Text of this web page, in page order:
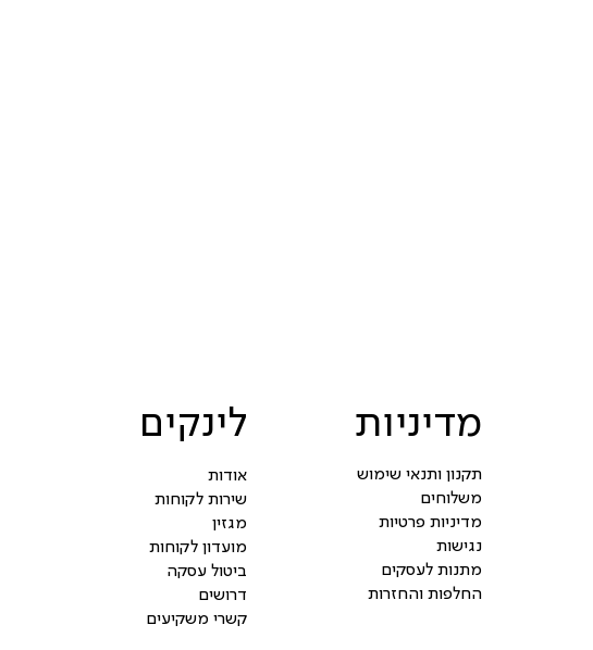
מדיניות
תקנון ותנאי שימוש
משלוחים
מדיניות פרטיות
נגישות
מתנות לעסקים
החלפות והחזרות
לינקים
אודות
שירות לקוחות
מגזין
מועדון לקוחות
ביטול עסקה
דרושים
קשרי משקיעים